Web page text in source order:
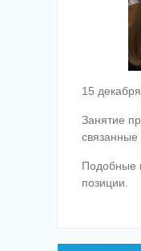
15
Занятие
Подобные
позиции.